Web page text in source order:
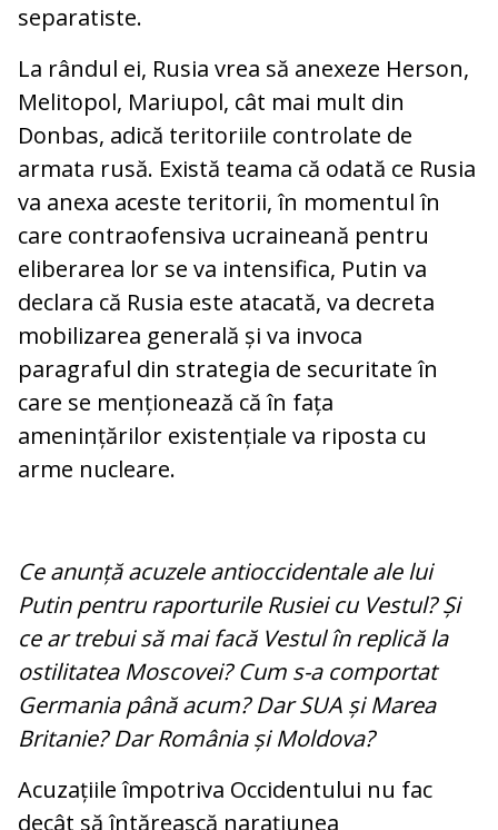
separatiste.
La rândul ei, Rusia vrea să anexeze Herson,
Melitopol, Mariupol, cât mai mult din
Donbas, adică teritoriile controlate de
armata rusă. Există teama că odată ce Rusia
va anexa aceste teritorii, în momentul în
care contraofensiva ucraineană pentru
eliberarea lor se va intensifica, Putin va
declara că Rusia este atacată, va decreta
mobilizarea generală și va invoca
paragraful din strategia de securitate în
care se menționează că în fața
amenințărilor existențiale va riposta cu
arme nucleare.
Ce anunță acuzele antioccidentale ale lui
Putin pentru raporturile Rusiei cu Vestul? Și
ce ar trebui să mai facă Vestul în replică la
ostilitatea Moscovei? Cum s-a comportat
Germania până acum? Dar SUA și Marea
Britanie? Dar România și Moldova?
Acuzațiile împotriva Occidentului nu fac
decât să întărească narațiunea